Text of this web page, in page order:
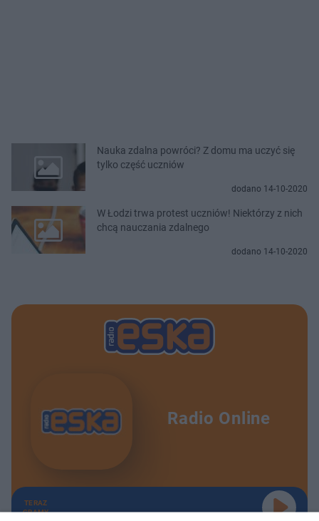
Nauka zdalna powróci? Z domu ma uczyć się
tylko część uczniów
dodano 14-10-2020
W Łodzi trwa protest uczniów! Niektórzy z nich
chcą nauczania zdalnego
dodano 14-10-2020
Radio Online
TERAZ
GRAMY